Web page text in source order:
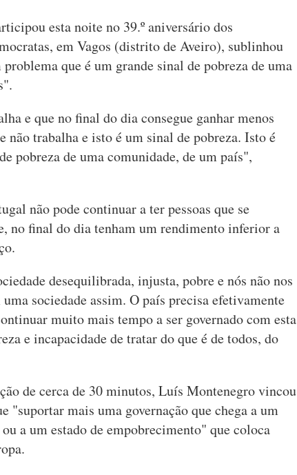
esta noite no 39.º aniversário dos
em Vagos (distrito de Aveiro), sublinhou
que é um grande sinal de pobreza de uma
e que no final do dia consegue ganhar menos
não trabalha e isto é um sinal de pobreza. Isto é
pobreza de uma comunidade, de um país",
não pode continuar a ter pessoas que se
no final do dia tenham um rendimento inferior a
desequilibrada, injusta, pobre e nós não nos
sociedade assim. O país precisa efetivamente
muito mais tempo a ser governado com esta
e incapacidade de tratar do que é de todos, do
de cerca de 30 minutos, Luís Montenegro vincou
"suportar mais uma governação que chega a um
a um estado de empobrecimento" que coloca